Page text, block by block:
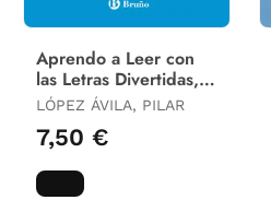
Aprendo a Leer con
las Letras Divertidas, 7.
El Microbio Feliz
LÓPEZ ÁVILA, PILAR
7,50 €